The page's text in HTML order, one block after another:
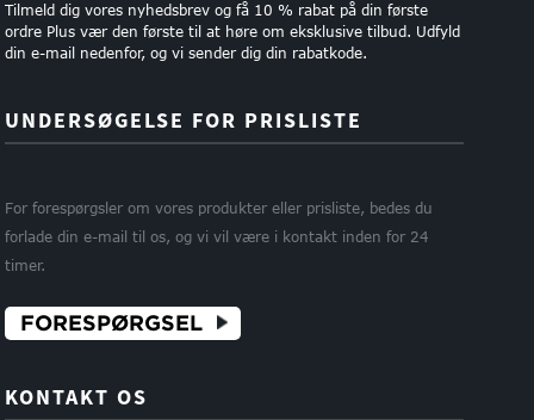
Tilmeld dig vores nyhedsbrev og få 10 % rabat på din første
ordre Plus vær den første til at høre om eksklusive tilbud. Udfyld
din e-mail nedenfor, og vi sender dig din rabatkode.
UNDERSØGELSE FOR PRISLISTE
For forespørgsler om vores produkter eller prisliste, bedes du
forlade din e-mail til os, og vi vil være i kontakt inden for 24
timer.
FORESPØRGSEL
KONTAKT OS